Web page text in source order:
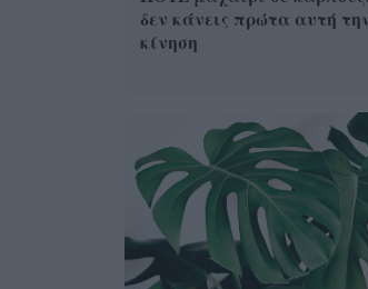
δεν κάνεις πρώτα αυτή
κίνηση